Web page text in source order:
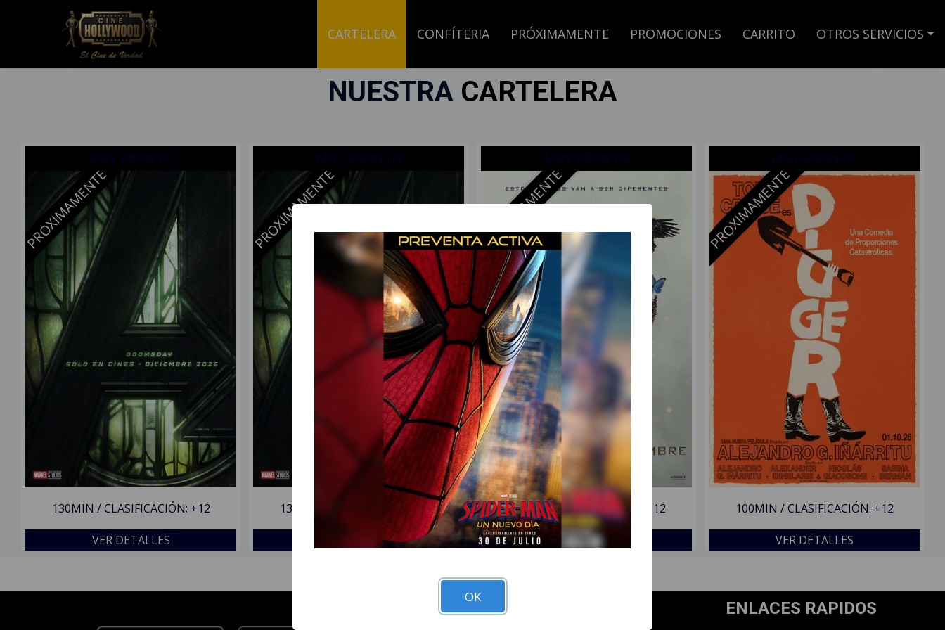
CARTELERA CONFÍTERIA PRÓXIMAMENTE PROMOCIONES CARRITO OTROS SERVICIOS
NUESTRA CARTELERA
PROXIMAMENTE
MUY PRONTO
130MIN / CLASIFICACIÓN: +12
VER DETALLES
PROXIMAMENTE
MUY PRONTO
130MIN / CLASIFICACIÓN: +12
VER DETALLES
PROXIMAMENTE
MUY PRONTO
120MIN / CLASIFICACIÓN: +12
VER DETALLES
PROXIMAMENTE
MUY PRONTO
100MIN / CLASIFICACIÓN: +12
VER DETALLES
CORPORATIVO ENLACES RAPIDOS
OK